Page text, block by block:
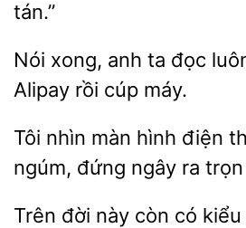
Nói anh
đọc
Alipay rồi
máy.
Tôi nhìn
hình điện
ngúm,
ngây
Trên đời này có